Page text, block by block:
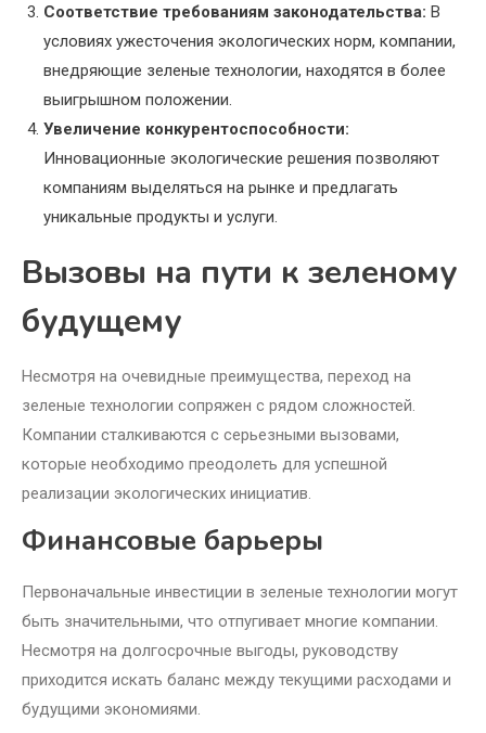
Соответствие требованиям законодательства: В
условиях ужесточения экологических норм, компании,
внедряющие зеленые технологии, находятся в более
выигрышном положении.
Увеличение конкурентоспособности:
Инновационные экологические решения позволяют
компаниям выделяться на рынке и предлагать
уникальные продукты и услуги.
Вызовы на пути к зеленому
будущему
Несмотря на очевидные преимущества, переход на
зеленые технологии сопряжен с рядом сложностей.
Компании сталкиваются с серьезными вызовами,
которые необходимо преодолеть для успешной
реализации экологических инициатив.
Финансовые барьеры
Первоначальные инвестиции в зеленые технологии могут
быть значительными, что отпугивает многие компании.
Несмотря на долгосрочные выгоды, руководству
приходится искать баланс между текущими расходами и
будущими экономиями.